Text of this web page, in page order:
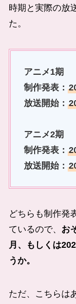
時期と実際の放
た。
アニメ1期
制作発表：
放送開始：
アニメ2期
制作発表：
放送開始：
どちらも制作発
ているので、 お
月、もしくは
うか。
ただ、こちらは